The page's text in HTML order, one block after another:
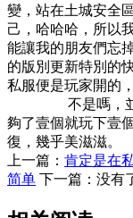
變，站在土城安全
己，哈哈哈，所
能讓我的朋友們忘
的版別更新特別的
私服便是玩家開的
不是嗎，並且
夠了壹個就玩下壹
復，幾乎美滋滋。
上一篇： 肯定是在
简单 下一篇：没有